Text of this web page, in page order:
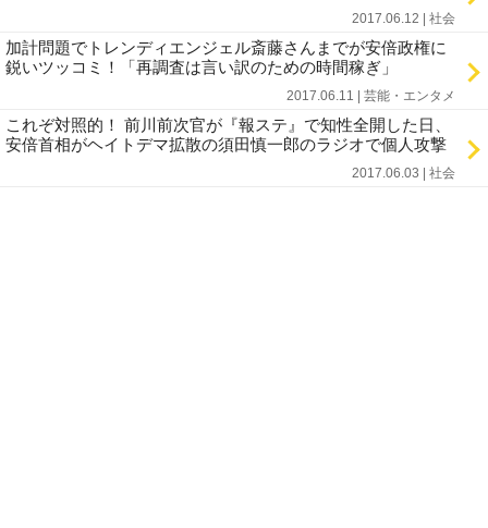
2017.06.12 | 社会
加計問題でトレンディエンジェル斎藤さんまでが安倍政権に
鋭いツッコミ！「再調査は言い訳のための時間稼ぎ」
2017.06.11 | 芸能・エンタメ
これぞ対照的！ 前川前次官が『報ステ』で知性全開した日、
安倍首相がヘイトデマ拡散の須田慎一郎のラジオで個人攻撃
2017.06.03 | 社会